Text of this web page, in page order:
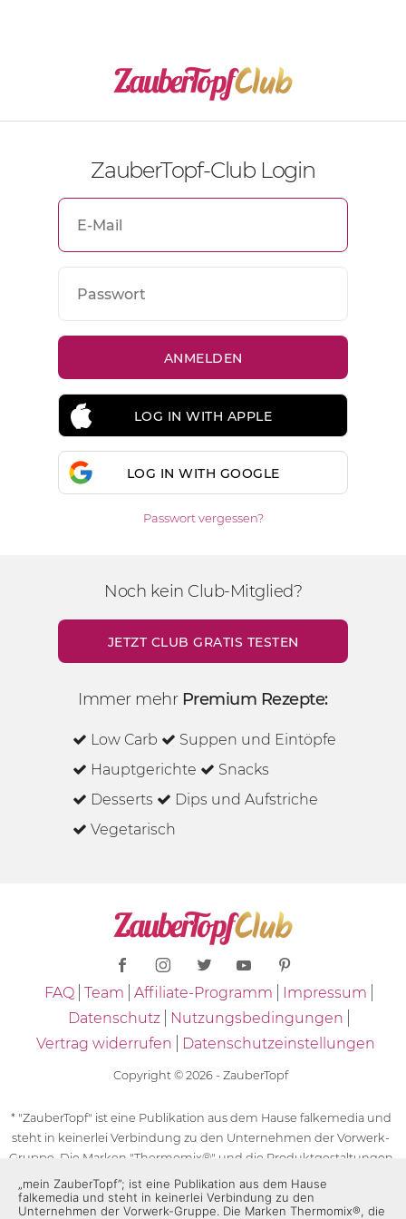
ZauberTopf-Club Login
LOG IN WITH APPLE
LOG IN WITH GOOGLE
Passwort vergessen?
Noch kein Club-Mitglied?
JETZT CLUB GRATIS TESTEN
Immer mehr Premium Rezepte:
Low Carb
Suppen und Eintöpfe
Hauptgerichte
Snacks
Desserts
Dips und Aufstriche
Vegetarisch
FAQ Team Affiliate-Programm
Impressum
Datenschutz
Nutzungsbedingungen
Vertrag widerrufen
Datenschutzeinstellungen
Copyright © 2026 - ZauberTopf
* "ZauberTopf" ist eine Publikation aus dem Hause falkemedia und
steht in keinerlei Verbindung zu den Unternehmen der Vorwerk-
Gruppe. Die Marken "Thermomix®" und die Produktgestaltungen
des "Thermomix®" sind eingetragene Marken der Unternehmen
der Vorwerk-Gruppe. Die Marken Thermomix®, die Zeichen TM5®,
„mein ZauberTopf”; ist eine Publikation aus dem Hause
falkemedia und steht in keinerlei Verbindung zu den
Unternehmen der Vorwerk-Gruppe. Die Marken Thermomix®, die